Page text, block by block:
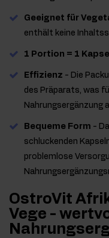
Geeignet für
enthält keine
1 Portion = 1 Kapsel
Effizienz - Die
des Präparats, was
Nahrungsergänzung
Bequeme Form -
schluckenden
problemlose
OstroVit
Vege -